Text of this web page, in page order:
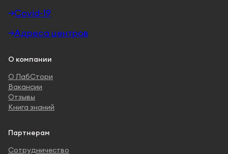
Covid-19
Адреса центров
О компании
О ЛабСтори
Вакансии
Отзывы
Книга знаний
Партнерам
Сотрудничество